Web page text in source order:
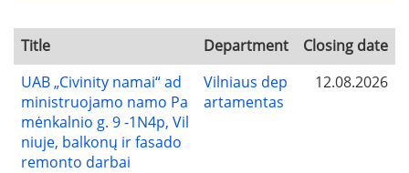
Title Department
Closing date
UAB „Civinity namai“ ad
ministruojamo namo Pa
mėnkalnio g. 9 -1N4p, Vil
niuje, balkonų ir fasado
remonto darbai
Vilniaus dep
artamentas
12.08.2026